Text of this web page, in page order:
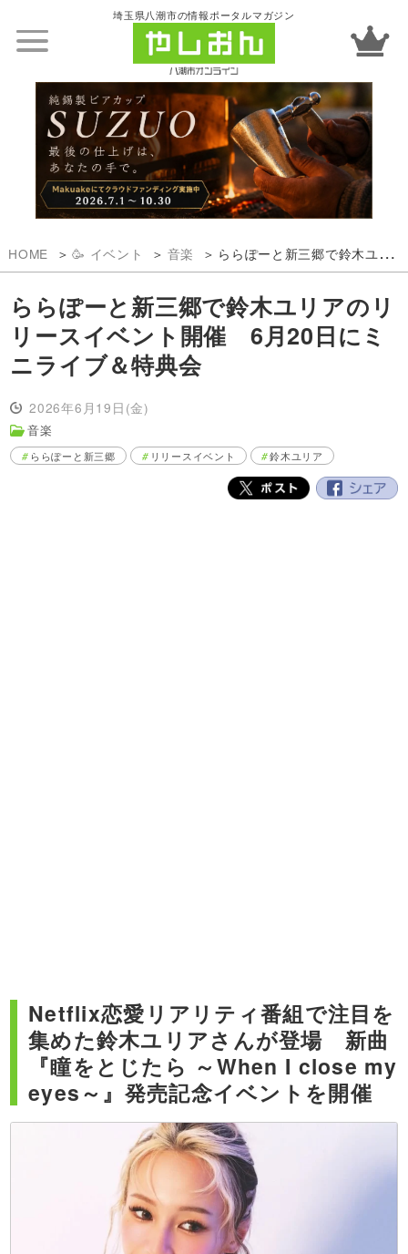
埼玉県八潮市の情報ポータルマガジン
HOME 🥳 イベント 音楽 ららぽーと新三郷で鈴木ユリアのリリースイベント開催 6月20日にミニライブ＆特典会
ららぽーと新三郷で鈴木ユリアのリ
リースイベント開催 6月20日にミ
ニライブ＆特典会
2026年6月19日(金)
音楽
ららぽーと新三郷 リリースイベント 鈴木ユリア
Netflix恋愛リアリティ番組で注目を
集めた鈴木ユリアさんが登場 新曲
『瞳をとじたら ～When I close my
eyes～』発売記念イベントを開催